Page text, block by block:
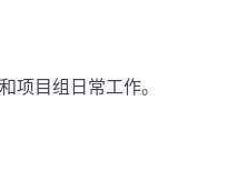
项目组日常工作。